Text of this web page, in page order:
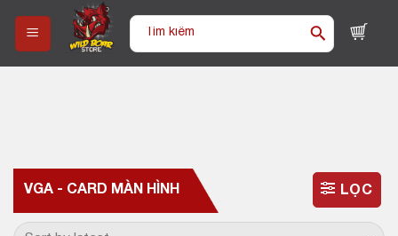
content
Tìm
VGA - CARD MÀN HÌNH LỌC